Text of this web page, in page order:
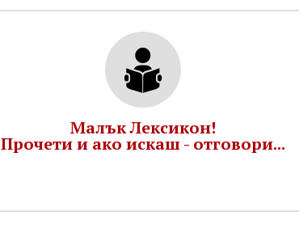
Малък Лексикон!
Прочети и ако искаш - отговори...